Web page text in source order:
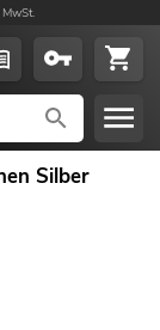
Silber